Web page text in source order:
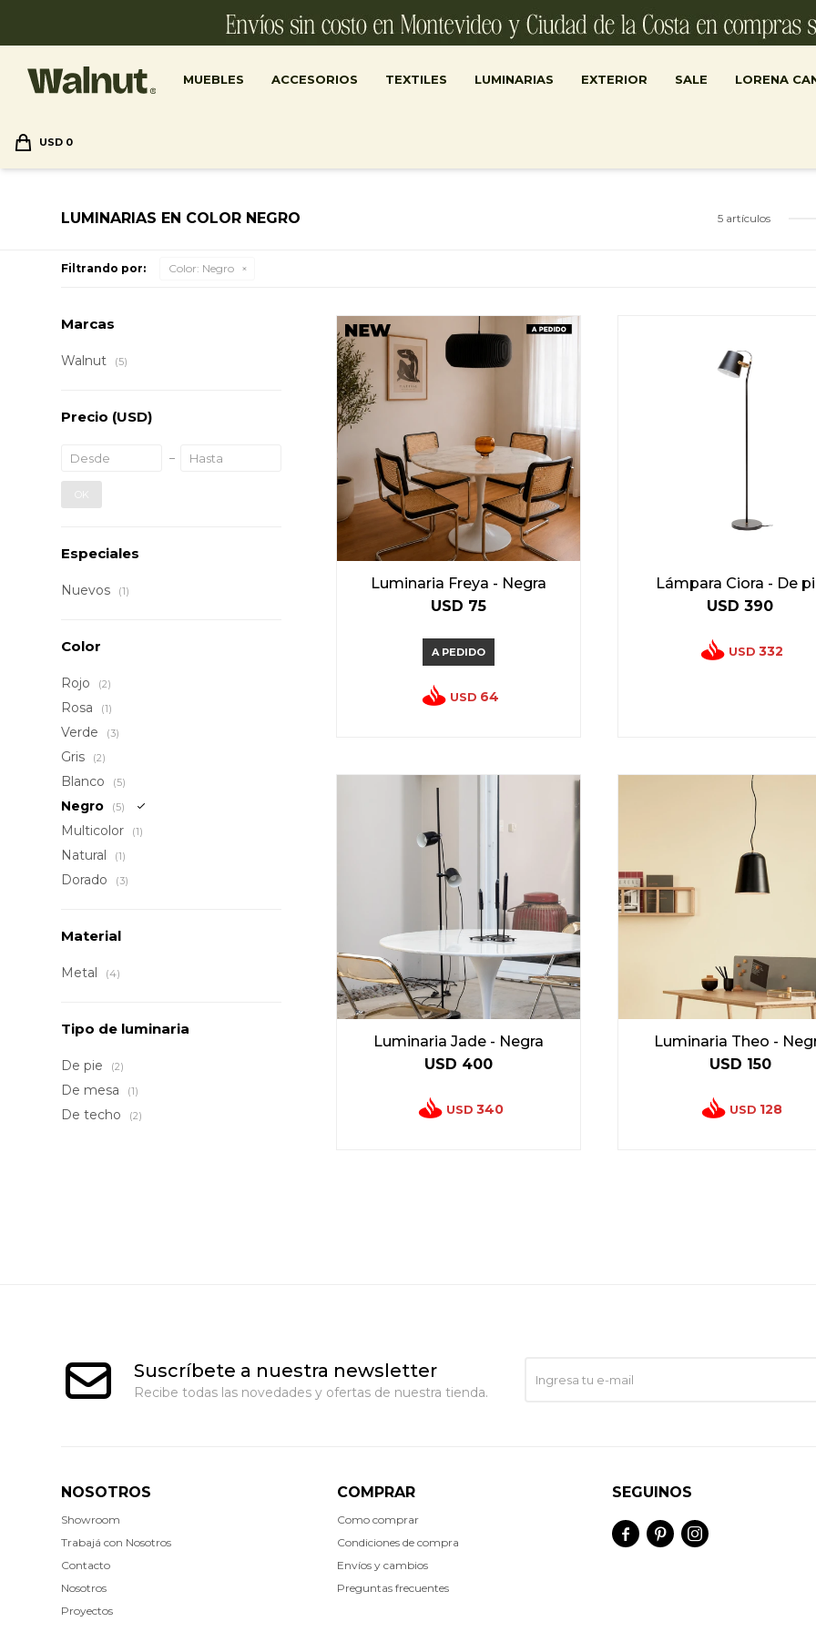
MUEBLES ACCESORIOS TEXTILES LUMINARIAS EXTERIOR SALE LORENA
USD 0
LUMINARIAS EN COLOR NEGRO 5 artículos
Filtrando por: Color: Negro
Luminaria Freya - Negra
USD 75
A PEDIDO
USD 64
Lámpara Ciora - De
USD 390
USD 332
Luminaria Jade - Negra
USD 400
USD 340
Luminaria Theo -
USD 150
USD 128
Marcas
Walnut (5)
Precio (USD)
OK
Especiales
Nuevos (1)
Color
Rojo (2)
Rosa (1)
Verde (3)
Gris (2)
Blanco (5)
Negro (5)
Multicolor (1)
Natural (1)
Dorado (3)
Material
Metal (4)
Tipo de luminaria
De pie (2)
De mesa (1)
De techo (2)
Suscríbete a nuestra newsletter
Recibe todas las novedades y ofertas de nuestra tienda.
NOSOTROS
Showroom
Trabajá con Nosotros
Contacto
Nosotros
Proyectos
COMPRAR
Como comprar
Condiciones de compra
Envíos y cambios
Preguntas frecuentes
SEGUINOS
  